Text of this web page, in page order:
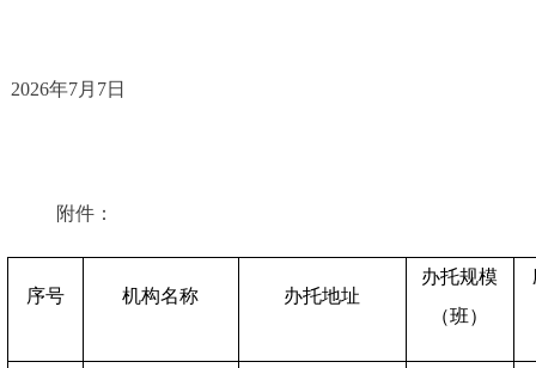
2026年7月7日
附件：
序号 机构名称 办托地址
办托规模
（班）